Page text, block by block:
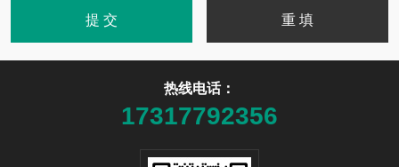
热线电话：
17317792356